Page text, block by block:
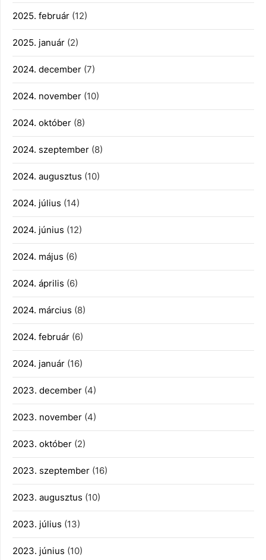
2025. február (12)
2025. január (2)
2024. december (7)
2024. november (10)
2024. október (8)
2024. szeptember (8)
2024. augusztus (10)
2024. július (14)
2024. június (12)
2024. május (6)
2024. április (6)
2024. március (8)
2024. február (6)
2024. január (16)
2023. december (4)
2023. november (4)
2023. október (2)
2023. szeptember (16)
2023. augusztus (10)
2023. július (13)
2023. június (10)